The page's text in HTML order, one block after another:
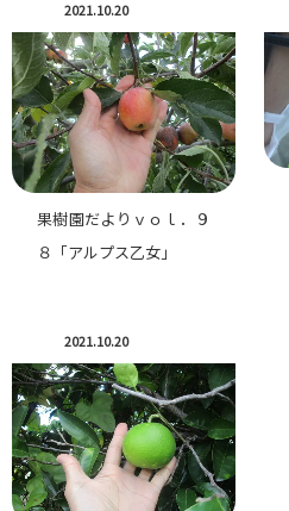
2021.10.20
果樹園だよりｖｏｌ．９
８「アルプス乙女」
2021.10.20